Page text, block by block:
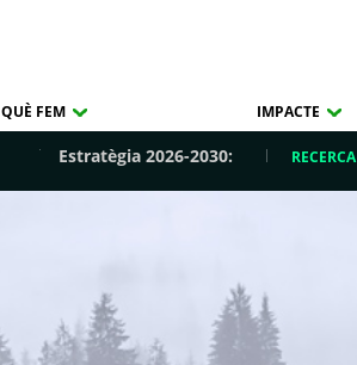
QUÈ FEM IMPACTE
Estratègia 2026-2030: RECERCA